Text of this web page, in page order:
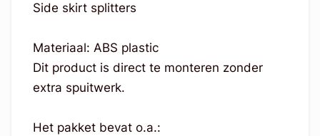
Side skirt splitters
Materiaal: ABS plastic
Dit product is direct te monteren zonder
extra spuitwerk.
Het pakket bevat o.a.: